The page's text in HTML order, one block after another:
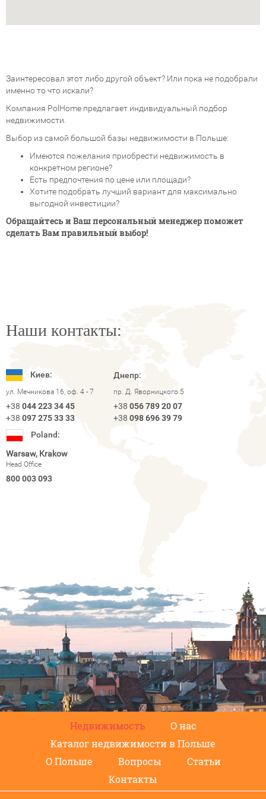
Заинтересовал этот либо другой объект? Или пока не подобрали
именно то что искали?
Компания PolHome предлагает индивидуальный подбор
недвижимости.
Выбор из самой большой базы недвижимости в Польше:
Имеются пожелания приобрести недвижимость в
конкретном регионе?
Есть предпочтения по цене или площади?
Хотите подобрать лучший вариант для максимально
выгодной инвестиции?
Обращайтесь и Ваш персональный менеджер поможет
сделать Вам правильный выбор!
Наши контакты:
Киев:
ул. Мечникова 16, оф. 4 - 7
+38 044 223 34 45
+38 097 275 33 33
Днепр:
пр. Д. Яворницкого 5
+38 056 789 20 07
+38 098 696 39 79
Poland:
Warsaw, Krakow
Head Office
800 003 093
Недвижимость
О нас
Каталог недвижимости в Польше
О Польше
Вопросы
Статьи
Контакты